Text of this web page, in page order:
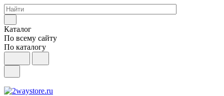
Каталог
По всему сайту
По каталогу